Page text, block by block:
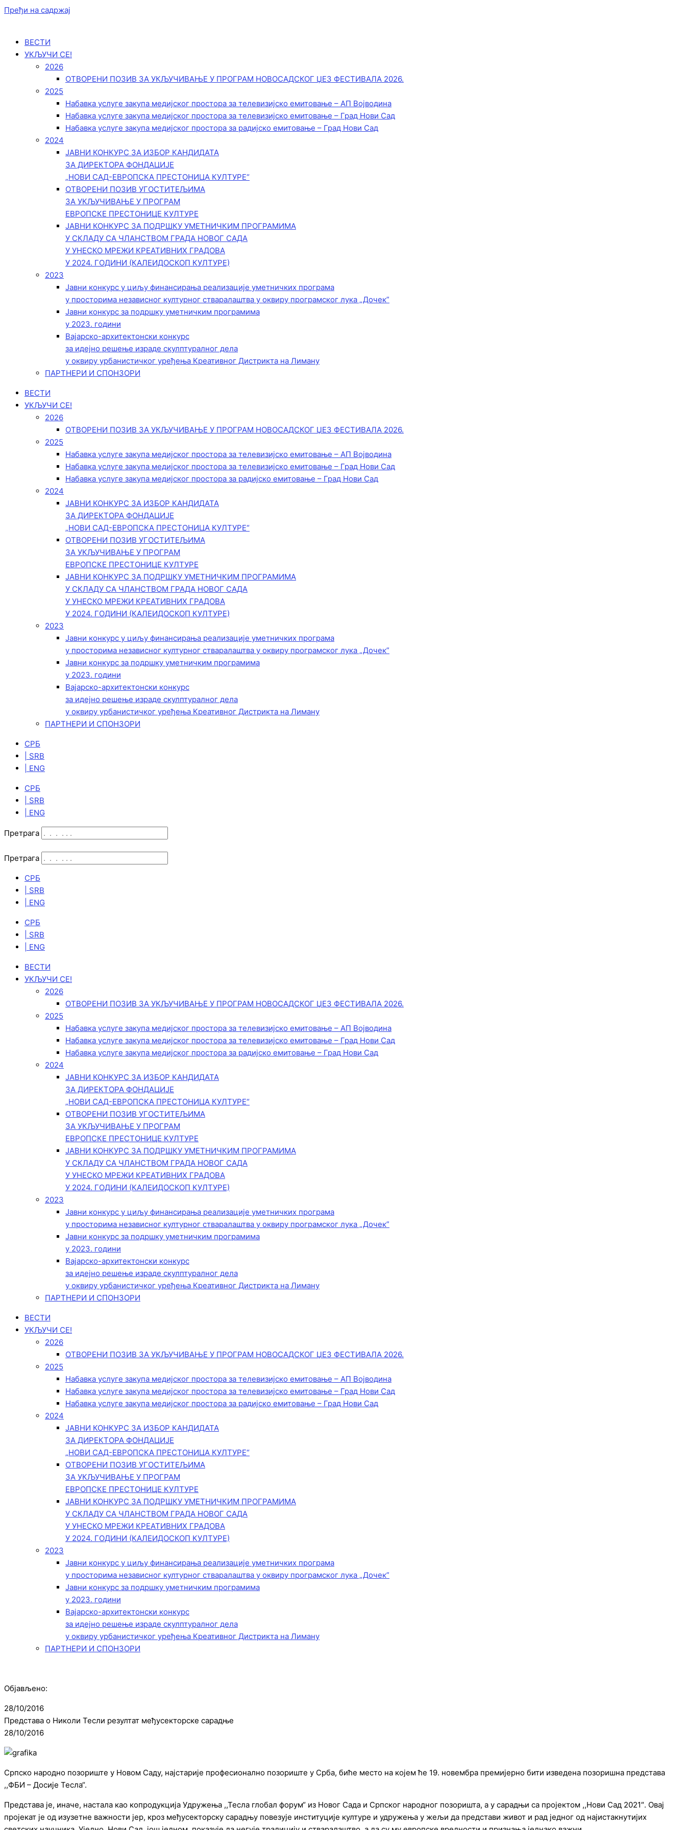
Пређи на садржај
ВЕСТИ
УКЉУЧИ СЕ!
2026
ОТВОРЕНИ ПОЗИВ ЗА УКЉУЧИВАЊЕ У ПРОГРАМ НОВОСАДСКОГ ЏЕЗ ФЕСТИВАЛА 2026.
2025
Набавка услуге закупа медијског простора за телевизијско емитовање – АП Војводинa
Набавка услуге закупа медијског простора за телевизијско емитовање – Град Нови Сад
Набавка услуге закупа медијског простора за радијско емитовање – Град Нови Сад
2024
ЈАВНИ КОНКУРС ЗА ИЗБОР КАНДИДАТА
ЗА ДИРЕКТОРА ФОНДАЦИЈЕ
„НОВИ САД-ЕВРОПСКА ПРЕСТОНИЦА КУЛТУРЕ“
ОТВОРЕНИ ПОЗИВ УГОСТИТЕЉИМА
ЗА УКЉУЧИВАЊЕ У ПРОГРАМ
ЕВРОПСКЕ ПРЕСТОНИЦЕ КУЛТУРЕ
ЈАВНИ КОНКУРС ЗА ПОДРШКУ УМЕТНИЧКИМ ПРОГРАМИМА
У СКЛАДУ СА ЧЛАНСТВОМ ГРАДА НОВОГ САДА
У УНЕСКО МРЕЖИ КРЕАТИВНИХ ГРАДОВА
У 2024. ГОДИНИ (КАЛЕИДОСКОП КУЛТУРЕ)
2023
Јавни конкурс у циљу финансирања реализације уметничких програма
у просторима независног културног стваралаштва у оквиру програмског лука „Дочек”
Јавни конкурс за подршку уметничким програмима
у 2023. години
Вајарско-архитектонски конкурс
за идејно решење израде скулптуралног дела
у оквиру урбанистичког уређења Креативног Дистрикта на Лиману
ПАРТНЕРИ И СПОНЗОРИ
ВЕСТИ
УКЉУЧИ СЕ!
2026
ОТВОРЕНИ ПОЗИВ ЗА УКЉУЧИВАЊЕ У ПРОГРАМ НОВОСАДСКОГ ЏЕЗ ФЕСТИВАЛА 2026.
2025
Набавка услуге закупа медијског простора за телевизијско емитовање – АП Војводинa
Набавка услуге закупа медијског простора за телевизијско емитовање – Град Нови Сад
Набавка услуге закупа медијског простора за радијско емитовање – Град Нови Сад
2024
ЈАВНИ КОНКУРС ЗА ИЗБОР КАНДИДАТА
ЗА ДИРЕКТОРА ФОНДАЦИЈЕ
„НОВИ САД-ЕВРОПСКА ПРЕСТОНИЦА КУЛТУРЕ“
ОТВОРЕНИ ПОЗИВ УГОСТИТЕЉИМА
ЗА УКЉУЧИВАЊЕ У ПРОГРАМ
ЕВРОПСКЕ ПРЕСТОНИЦЕ КУЛТУРЕ
ЈАВНИ КОНКУРС ЗА ПОДРШКУ УМЕТНИЧКИМ ПРОГРАМИМА
У СКЛАДУ СА ЧЛАНСТВОМ ГРАДА НОВОГ САДА
У УНЕСКО МРЕЖИ КРЕАТИВНИХ ГРАДОВА
У 2024. ГОДИНИ (КАЛЕИДОСКОП КУЛТУРЕ)
2023
Јавни конкурс у циљу финансирања реализације уметничких програма
у просторима независног културног стваралаштва у оквиру програмског лука „Дочек”
Јавни конкурс за подршку уметничким програмима
у 2023. години
Вајарско-архитектонски конкурс
за идејно решење израде скулптуралног дела
у оквиру урбанистичког уређења Креативног Дистрикта на Лиману
ПАРТНЕРИ И СПОНЗОРИ
СРБ
| SRB
| ENG
СРБ
| SRB
| ENG
Претрага
Претрага
СРБ
| SRB
| ENG
СРБ
| SRB
| ENG
ВЕСТИ
УКЉУЧИ СЕ!
2026
ОТВОРЕНИ ПОЗИВ ЗА УКЉУЧИВАЊЕ У ПРОГРАМ НОВОСАДСКОГ ЏЕЗ ФЕСТИВАЛА 2026.
2025
Набавка услуге закупа медијског простора за телевизијско емитовање – АП Војводинa
Набавка услуге закупа медијског простора за телевизијско емитовање – Град Нови Сад
Набавка услуге закупа медијског простора за радијско емитовање – Град Нови Сад
2024
ЈАВНИ КОНКУРС ЗА ИЗБОР КАНДИДАТА
ЗА ДИРЕКТОРА ФОНДАЦИЈЕ
„НОВИ САД-ЕВРОПСКА ПРЕСТОНИЦА КУЛТУРЕ“
ОТВОРЕНИ ПОЗИВ УГОСТИТЕЉИМА
ЗА УКЉУЧИВАЊЕ У ПРОГРАМ
ЕВРОПСКЕ ПРЕСТОНИЦЕ КУЛТУРЕ
ЈАВНИ КОНКУРС ЗА ПОДРШКУ УМЕТНИЧКИМ ПРОГРАМИМА
У СКЛАДУ СА ЧЛАНСТВОМ ГРАДА НОВОГ САДА
У УНЕСКО МРЕЖИ КРЕАТИВНИХ ГРАДОВА
У 2024. ГОДИНИ (КАЛЕИДОСКОП КУЛТУРЕ)
2023
Јавни конкурс у циљу финансирања реализације уметничких програма
у просторима независног културног стваралаштва у оквиру програмског лука „Дочек”
Јавни конкурс за подршку уметничким програмима
у 2023. години
Вајарско-архитектонски конкурс
за идејно решење израде скулптуралног дела
у оквиру урбанистичког уређења Креативног Дистрикта на Лиману
ПАРТНЕРИ И СПОНЗОРИ
ВЕСТИ
УКЉУЧИ СЕ!
2026
ОТВОРЕНИ ПОЗИВ ЗА УКЉУЧИВАЊЕ У ПРОГРАМ НОВОСАДСКОГ ЏЕЗ ФЕСТИВАЛА 2026.
2025
Набавка услуге закупа медијског простора за телевизијско емитовање – АП Војводинa
Набавка услуге закупа медијског простора за телевизијско емитовање – Град Нови Сад
Набавка услуге закупа медијског простора за радијско емитовање – Град Нови Сад
2024
ЈАВНИ КОНКУРС ЗА ИЗБОР КАНДИДАТА
ЗА ДИРЕКТОРА ФОНДАЦИЈЕ
„НОВИ САД-ЕВРОПСКА ПРЕСТОНИЦА КУЛТУРЕ“
ОТВОРЕНИ ПОЗИВ УГОСТИТЕЉИМА
ЗА УКЉУЧИВАЊЕ У ПРОГРАМ
ЕВРОПСКЕ ПРЕСТОНИЦЕ КУЛТУРЕ
ЈАВНИ КОНКУРС ЗА ПОДРШКУ УМЕТНИЧКИМ ПРОГРАМИМА
У СКЛАДУ СА ЧЛАНСТВОМ ГРАДА НОВОГ САДА
У УНЕСКО МРЕЖИ КРЕАТИВНИХ ГРАДОВА
У 2024. ГОДИНИ (КАЛЕИДОСКОП КУЛТУРЕ)
2023
Јавни конкурс у циљу финансирања реализације уметничких програма
у просторима независног културног стваралаштва у оквиру програмског лука „Дочек”
Јавни конкурс за подршку уметничким програмима
у 2023. години
Вајарско-архитектонски конкурс
за идејно решење израде скулптуралног дела
у оквиру урбанистичког уређења Креативног Дистрикта на Лиману
ПАРТНЕРИ И СПОНЗОРИ
Објављено:
28/10/2016
Представа о Николи Тесли резултат међусекторске сарадње
28/10/2016
Српско народно позориште у Новом Саду, најстарије професионално позориште у Срба, биће место на којем ће 19. новембра премијерно бити изведена позоришна представа
,,ФБИ – Досије Тесла“.
Представа је, иначе, настала као копродукција Удружења ,,Тесла глобал форум“ из Новог Сада и Српског народног позоришта, а у сарадњи са пројектом ,,Нови Сад 2021″. Овај
пројекат је од изузетне важности јер, кроз међусекторску сарадњу повезује институције културе и удружења у жељи да представи живот и рад једног од најистакнутијих